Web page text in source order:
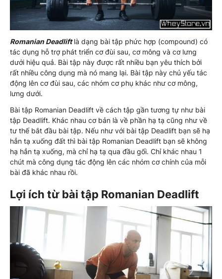
Romanian Deadliftlà dạng bài tập phức hợp (compound) có
tác dụng hỗ trợ phát triển cơ đùi sau, cơ mông và cơ lưng
dưới hiệu quả. Bài tập này được rất nhiều bạn yêu thích bởi
rất nhiều công dụng mà nó mang lại. Bài tập này chủ yếu tác
động lên cơ đùi sau, các nhóm cơ phụ khác như cơ mông,
lưng dưới.
Bài tập Romanian Deadlift về cách tập gần tương tự như bài
tập Deadlift. Khác nhau cơ bản là về phần hạ tạ cũng như về
tư thế bắt đầu bài tập. Nếu như với bài tập Deadlift bạn sẽ hạ
hẳn tạ xuống đất thì bài tập Romanian Deadlift bạn sẽ không
hạ hẳn tạ xuống, mà chỉ hạ tạ qua đầu gối. Chỉ khác nhau 1
chút mà công dụng tác động lên các nhóm cơ chính của mỗi
bài đã khác nhau rồi.
Lợi ích từ bài tập Romanian Deadlift